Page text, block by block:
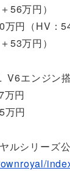
56万円）
円（HV：
53万円）
エンジン
円
万円
ルシリーズ